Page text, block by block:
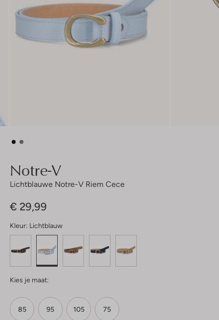
Notre-V
Lichtblauwe Notre-V Riem Cece
€ 29,99
Kleur: Lichtblauw
Kies je maat:
85 95 105 75